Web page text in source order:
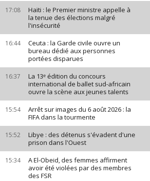
17:08
Haïti : le Premier ministre appelle à
la tenue des élections malgré
l'insécurité
16:44
Ceuta : la Garde civile ouvre un
bureau dédié aux personnes
portées disparues
16:37
La 13ᵉ édition du concours
international de ballet sud-africain
ouvre la scène aux jeunes talents
15:54
Arrêt sur images du 6 août 2026 : la
FIFA dans la tourmente
15:52
Libye : des détenus s'évadent d'une
prison dans l'Ouest
15:34
A El-Obeid, des femmes affirment
avoir été violées par des membres
des FSR